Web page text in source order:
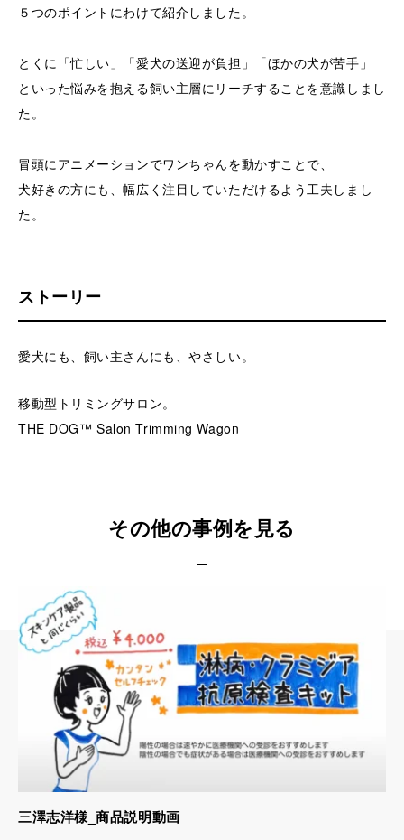
５つのポイントにわけて紹介しました。
とくに「忙しい」「愛犬の送迎が負担」「ほかの犬が苦手」
といった悩みを抱える飼い主層にリーチすることを意識しまし
た。
冒頭にアニメーションでワンちゃんを動かすことで、
犬好きの方にも、幅広く注目していただけるよう工夫しまし
た。
ストーリー
愛犬にも、飼い主さんにも、やさしい。
移動型トリミングサロン。
THE DOG™ Salon Trimming Wagon
その他の事例を見る
三澤志洋様_商品説明動画